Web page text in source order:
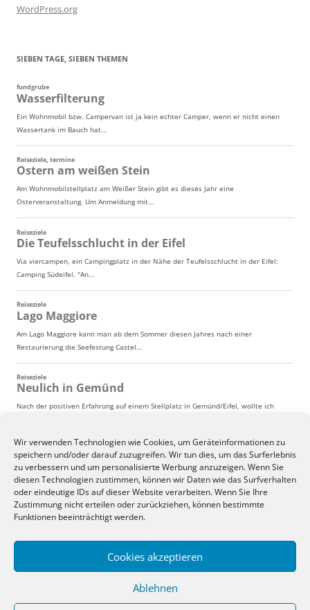
Wir verwenden Technologien wie Cookies, um Geräteinformationen zu
speichern und/oder darauf zuzugreifen. Wir tun dies, um das Surferlebnis
zu verbessern und um personalisierte Werbung anzuzeigen. Wenn Sie
diesen Technologien zustimmen, können wir Daten wie das Surfverhalten
oder eindeutige IDs auf dieser Website verarbeiten. Wenn Sie Ihre
Zustimmung nicht erteilen oder zurückziehen, können bestimmte
Funktionen beeinträchtigt werden.
Cookies akzeptieren
Ablehnen
WordPress.org
SIEBEN TAGE, SIEBEN THEMEN